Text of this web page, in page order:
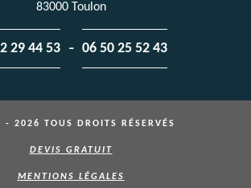
83000 Toulon
29 44 53 - 06 50 25 52 43
2026 TOUS DROITS RÉSERVÉS
DEVIS GRATUIT
MENTIONS LÉGALES